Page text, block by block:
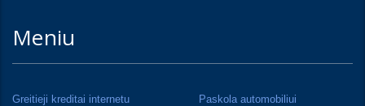
Meniu
Greitieji kreditai internetu Paskola automobiliui